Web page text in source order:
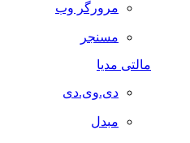
مرورگر وب
مسنجر
مالتی مدیا
دی.وی.دی
مبدل